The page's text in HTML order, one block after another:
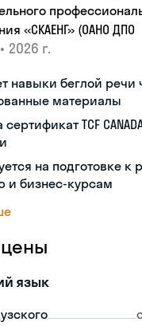
«СКАЕНГ» (ОАНО ДПО
• 2026 г.
навыки беглой речи
материалы
сертификат TCF
на подготовке к
и бизнес-курсам
цены
язык